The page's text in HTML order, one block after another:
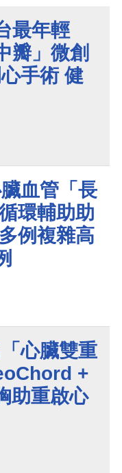
最年輕
瓣」微創
手術 健
血管「長
環輔助助
例複雜高
心臟雙重
+
助重啟心